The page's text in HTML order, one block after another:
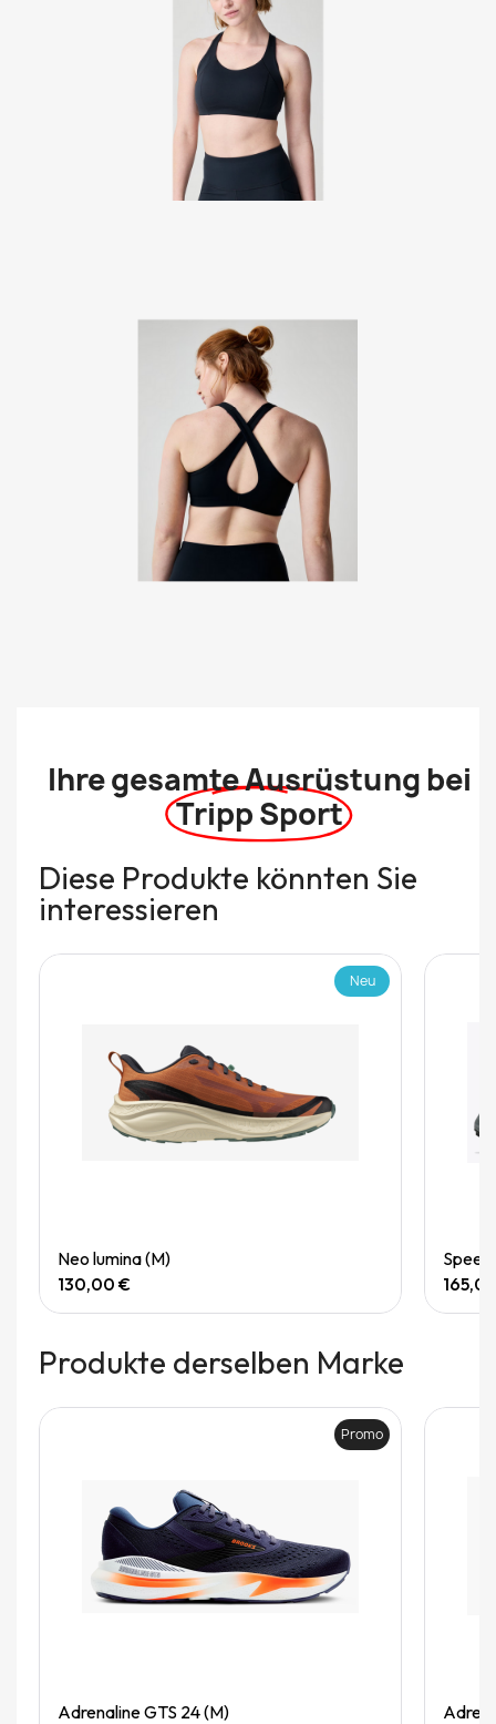
Ihre gesamte Ausrüstung bei
Tripp Sport
Diese Produkte könnten Sie
interessieren
Neu
Neo lumina (M)
130,00 €
Produkte derselben Marke
Quick View
Promo
Adrenaline GTS 24 (M)